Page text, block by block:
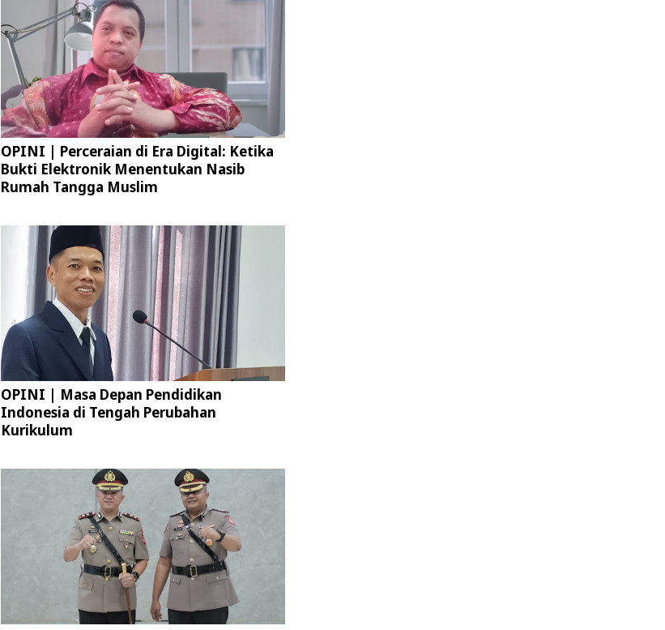
OPINI | Perceraian di Era Digital: Ketika
Bukti Elektronik Menentukan Nasib
Rumah Tangga Muslim
OPINI | Masa Depan Pendidikan
Indonesia di Tengah Perubahan
Kurikulum